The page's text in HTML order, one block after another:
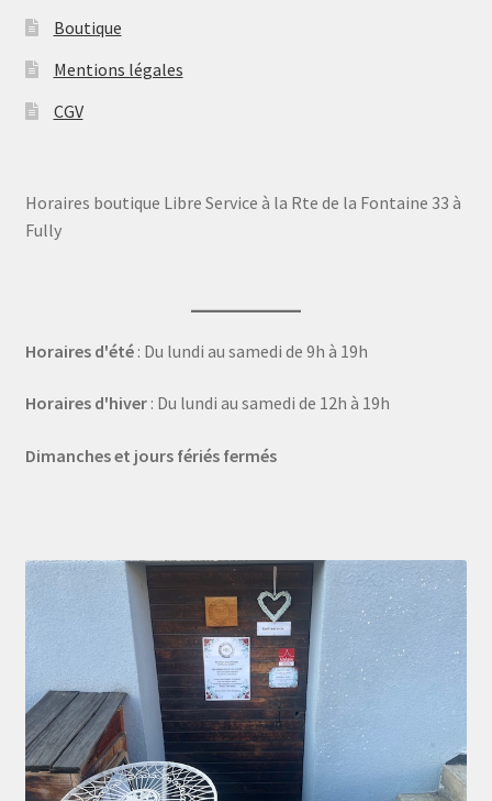
Boutique
Mentions légales
CGV
Horaires boutique Libre Service à la Rte de la Fontaine 33 à
Fully
Horaires d'été: Du lundi au samedi de 9h à 19h
Horaires d'hiver: Du lundi au samedi de 12h à 19h
Dimanches et jours fériés fermés